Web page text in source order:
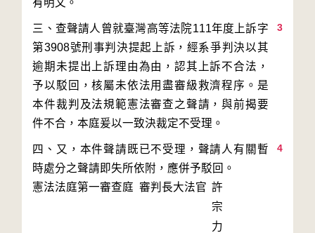
3
三、查聲請人曾就臺灣高等法院111年度上訴字
第3908號刑事判決提起上訴，經系爭判決以其
逾期未提出上訴理由為由，認其上訴不合法，
予以駁回，核屬未依法用盡審級救濟程序。是
本件裁判及法規範憲法審查之聲請，與前揭要
4
四、又，本件聲請既已不受理，聲請人有關暫
時處分之聲請即失所依附，應併予駁回。
憲法法庭第一審查庭 審判長大法官 許
宗
力